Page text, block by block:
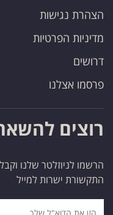
הצהרת נגישות
מדיניות הפרטיות
דרושים
פרסמו אצלנו
רוצים
הרשמו לניוזלטר שלנו
התקשורת ישרות למייל